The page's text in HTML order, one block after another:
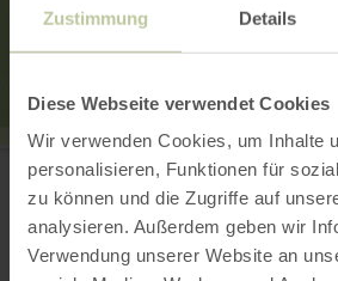
Zustimmung Details
Diese Webseite verwendet Cookies
Wir verwenden Cookies, um Inhalte
personalisieren, Funktionen für
zu können und die Zugriffe auf
analysieren. Außerdem geben wir
Verwendung unserer Website an
Ahekapelle
Ahestrasse
53947 Nettersheim-Engelgau
Planifier votre arrivée
Afficher sur la carte